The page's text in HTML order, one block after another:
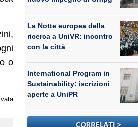
o
La Notte europea della
ricerca a UniVR: incontro
con la città
International Program in
Sustainability: iscrizioni
aperte a UniPR